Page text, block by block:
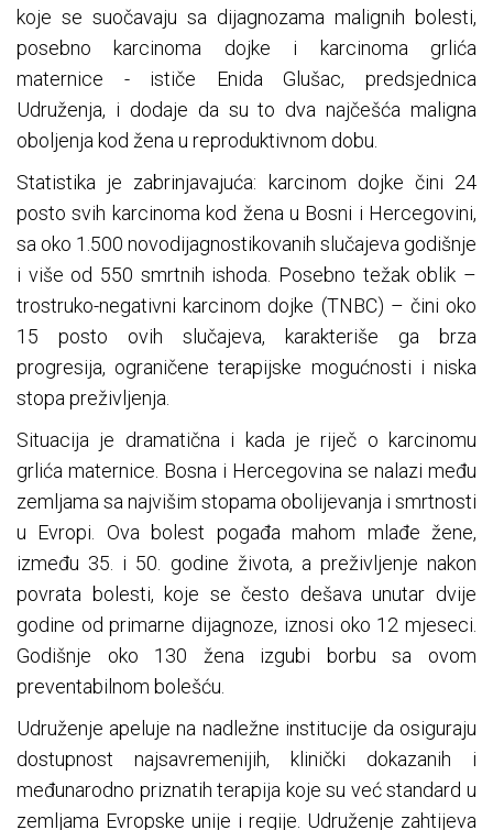
koje se suočavaju sa dijagnozama malignih bolesti,
posebno karcinoma dojke i karcinoma grlića
maternice - ističe Enida Glušac, predsjednica
Udruženja, i dodaje da su to dva najčešća maligna
oboljenja kod žena u reproduktivnom dobu.
Statistika je zabrinjavajuća: karcinom dojke čini 24
posto svih karcinoma kod žena u Bosni i Hercegovini,
sa oko 1.500 novodijagnostikovanih slučajeva godišnje
i više od 550 smrtnih ishoda. Posebno težak oblik –
trostruko-negativni karcinom dojke (TNBC) – čini oko
15 posto ovih slučajeva, karakteriše ga brza
progresija, ograničene terapijske mogućnosti i niska
stopa preživljenja.
Situacija je dramatična i kada je riječ o karcinomu
grlića maternice. Bosna i Hercegovina se nalazi među
zemljama sa najvišim stopama obolijevanja i smrtnosti
u Evropi. Ova bolest pogađa mahom mlađe žene,
između 35. i 50. godine života, a preživljenje nakon
povrata bolesti, koje se često dešava unutar dvije
godine od primarne dijagnoze, iznosi oko 12 mjeseci.
Godišnje oko 130 žena izgubi borbu sa ovom
preventabilnom bolešću.
Udruženje apeluje na nadležne institucije da osiguraju
dostupnost najsavremenijih, klinički dokazanih i
međunarodno priznatih terapija koje su već standard u
zemljama Evropske unije i regije. Udruženje zahtijeva